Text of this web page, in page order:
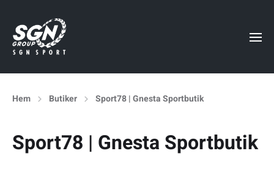
Hem Butiker Sport78 | Gnesta Sportbutik
Sport78 | Gnesta Sportbutik